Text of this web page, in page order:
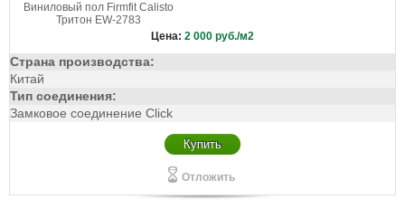
Виниловый пол Firmfit Calisto
Тритон EW-2783
Цена: 2 000 руб./м2
Страна производства:
Китай
Тип соединения:
Замковое соединение Click
Купить
Отложить